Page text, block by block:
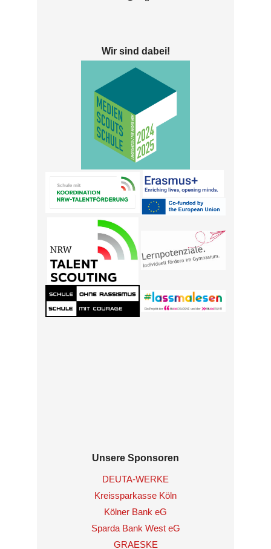
Wir sind dabei!
Unsere Sponsoren
DEUTA-WERKE
Kreissparkasse Köln
Kölner Bank eG
Sparda Bank West eG
GRAESKE